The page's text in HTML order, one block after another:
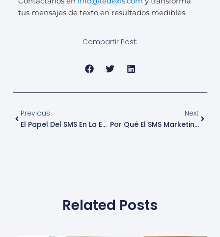
tus mensajes de texto en resultados medibles.
Compartir Post:
Previous
El Papel Del SMS En La Estrategia De Fidelización Y Retención De Clientes
Next
Por Qué El SMS Marketing Ofrece La Mejor Rentabilidad A Corto Plazo
Related Posts